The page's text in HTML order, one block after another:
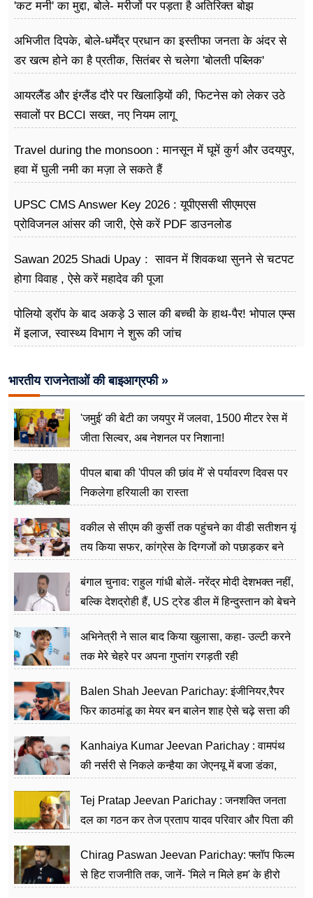
'कट मनी' का मुद्दा, बोले- मरीजों पर पड़ता है अ​तिरिक्त बोझ
अभिजीत दिपके, बोले-धर्मेंद्र प्रधान का इस्तीफा जनता के अंदर से
डर खत्म होने का है प्रतीक, सितंबर से चलेगा 'बोलती पब्लिक'
आयरलैंड और इंग्लैंड दौरे पर खिलाड़ियों की, फिटनेस को लेकर उठे
सवालों पर BCCI सख्त, नए नियम लागू
Travel during the monsoon : मानसून में घूमें कुर्ग और उदयपुर,
हवा में घुली नमी का मज़ा ले सकते हैं
UPSC CMS Answer Key 2026 : यूपीएससी सीएमएस
प्रोविजनल आंसर की जारी, ऐसे करें PDF डाउनलोड
Sawan 2025 Shadi Upay : सावन में शिवकथा सुनने से चटपट
होगा विवाह , ऐसे करें महादेव की पूजा
पोलियो ड्रॉप के बाद अकड़े 3 साल की बच्ची के हाथ-पैर! भोपाल एम्स
में इलाज, स्वास्थ्य विभाग ने शुरू की जांच
भारतीय राजनेताओं की बाइआग्रफी »
'जमुई' की बेटी का जयपुर में जलवा, 1500 मीटर रेस में
जीता सिल्वर, अब नेशनल पर निशाना!
पीपल बाबा की 'पीपल की छांव में' से पर्यावरण दिवस पर
निकलेगा हरियाली का रास्ता
वकील से सीएम की कुर्सी तक पहुंचने का वीडी सतीशन यूं
तय किया सफर, कांग्रेस के दिग्गजों को पछाड़कर बने
बंगाल चुनाव: राहुल गांधी बोलें- नरेंद्र मोदी देशभक्त नहीं,
बल्कि देशद्रोही हैं, US ट्रेड डील में हिन्दुस्तान को बेचने
अभिनेत्री ने साल बाद किया खुलासा, कहा- उल्टी करने
तक मेरे चेहरे पर अपना गुप्तांग रगड़ती रही
Balen Shah Jeevan Parichay: इंजीनियर,रैपर
फिर काठमांडू का मेयर बन बालेन शाह ऐसे चढ़े सत्ता की
Kanhaiya Kumar Jeevan Parichay : वामपंथ
की नर्सरी से निकले कन्हैया का जेएनयू में बजा डंका,
Tej Pratap Jeevan Parichay : जनशक्ति जनता
दल का गठन कर तेज प्रताप यादव परिवार और पिता की
Chirag Paswan Jeevan Parichay: फ्लॉप फिल्म
से हिट राजनीति तक, जानें- 'मिले न मिले हम' के हीरो